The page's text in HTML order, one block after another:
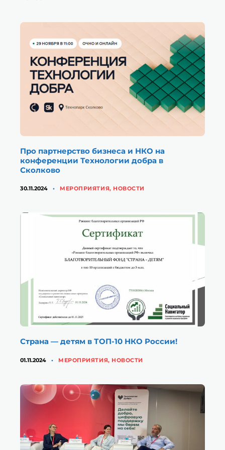
Про партнерство бизнеса и НКО на
конференции Технологии добра в
Сколково
30.11.2024 КАТЕГОРИИ
МЕРОПРИЯТИЯ, НОВОСТИ
Страна — детям в ТОП-10 НКО России!
01.11.2024 КАТЕГОРИИ
МЕРОПРИЯТИЯ, НОВОСТИ